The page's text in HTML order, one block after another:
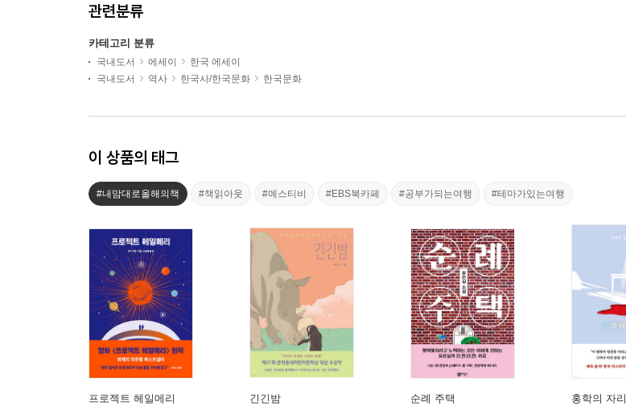
관련분류
카테고리 분류
국내도서 에세이
한국 에세이
국내도서
역사 한국사/한국문화 한국문화
이 상품의 태그
#내맘대로올해의책 #책읽아웃 #예스티비 #EBS북카페 #공부가되는여행 #테마가있는여행
프로젝트 헤일메리 긴긴밤 순례 주택 홍학의 자리